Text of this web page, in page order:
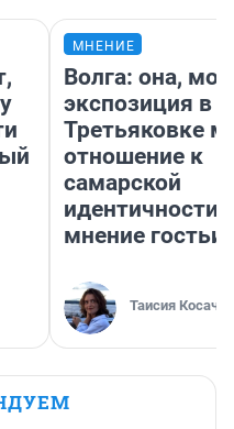
МНЕНИЕ
Волга: она,
экспозиция в
Третьяковке
отношение к
самарской
идентичности
мнение гостьи
Таисия